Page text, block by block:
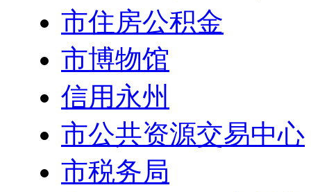
市住房公积金
市博物馆
信用永州
市公共资源交易中心
市税务局